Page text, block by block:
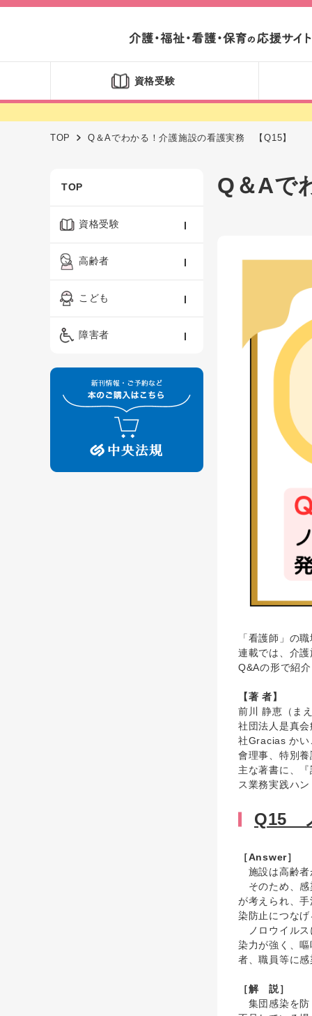
資格受験
TOP Q＆Aでわかる！介護施設の看護実務 【Q15】
TOP
資格受験
ケアマネジャー
精神保健福祉士
保育士
高齢者
認知症ケア・介護技術
ーシャルワーク
看護
制度
こども
保育・教育／発達障害
障害者
障害者支援・福祉
Q＆Aで
「看護師」の
連載では、介
Q&Aの形で紹
【著 者】
前川 静恵（ま
社団法人是真
社Gracias かい
會理事、特別
主な著書に、
ス業務実践ハ
Q15
［Answer］
施設は高齢者
そのため、感
が考えられ、
染防止につな
ノロウイルス
染力が強く、
者、職員等に
［解 説］
集団感染を防